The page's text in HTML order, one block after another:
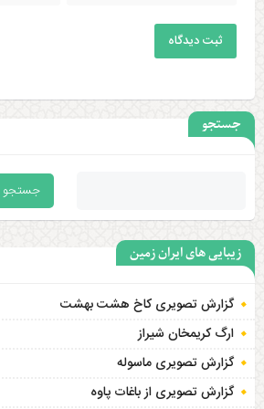
ثبت دیدگاه
جستجو
زیبایی های ایران زمین
گزارش تصویری کاخ هشت‌ بهشت
ارگ کریمخان شیراز
گزارش تصویری ماسوله
گزارش تصویری از باغات پاوه